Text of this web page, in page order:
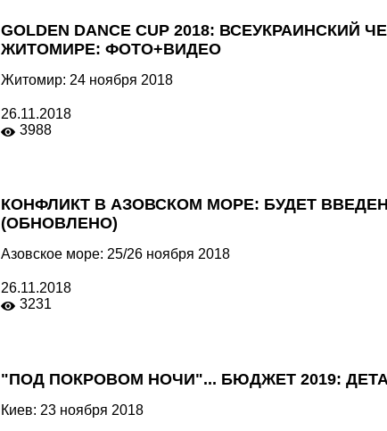
GOLDEN DANCE CUP 2018:
ЖИТОМИРЕ: ФОТО+ВИДЕО
Житомир: 24 ноября 2018
26.11.2018
3988
КОНФЛИКТ В АЗОВСКОМ МОРЕ: БУДЕТ
(ОБНОВЛЕНО)
Азовское море: 25/26 ноября 2018
26.11.2018
3231
"ПОД ПОКРОВОМ НОЧИ"... БЮДЖЕТ 2019:
Киев: 23 ноября 2018